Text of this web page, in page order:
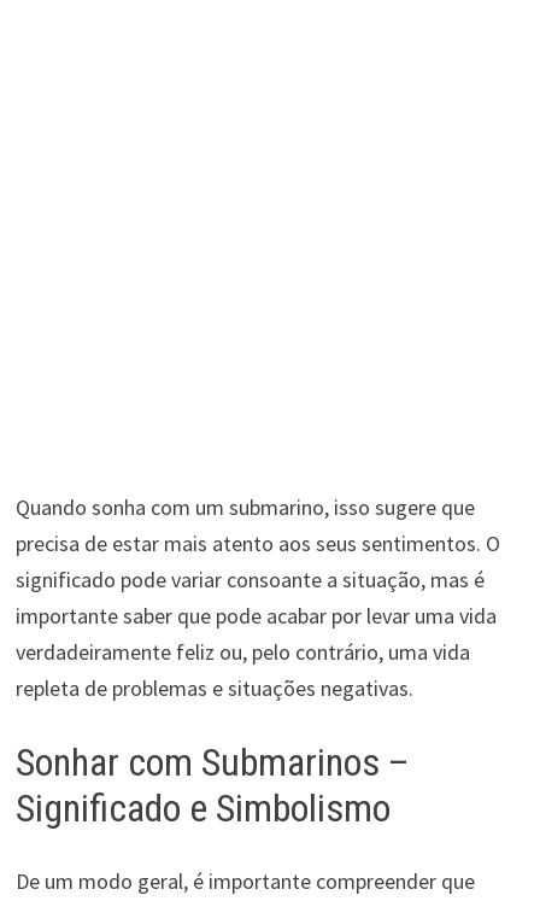
Quando sonha com um submarino, isso sugere que
precisa de estar mais atento aos seus sentimentos. O
significado pode variar consoante a situação, mas é
importante saber que pode acabar por levar uma vida
verdadeiramente feliz ou, pelo contrário, uma vida
repleta de problemas e situações negativas.
Sonhar com Submarinos –
Significado e Simbolismo
De um modo geral, é importante compreender que